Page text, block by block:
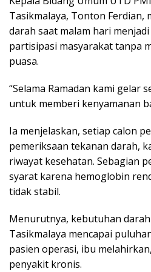
Tasikmalaya, Tonton Ferdian,
darah saat malam hari
partisipasi masyarakat tanpa
puasa.
“Selama Ramadan kami gelar
untuk memberi kenyamanan
Ia menjelaskan, setiap calon
pemeriksaan tekanan darah,
riwayat kesehatan. Sebagian
syarat karena hemoglobin
tidak stabil.
Menurutnya, kebutuhan
Tasikmalaya mencapai
pasien operasi, ibu
penyakit kronis.